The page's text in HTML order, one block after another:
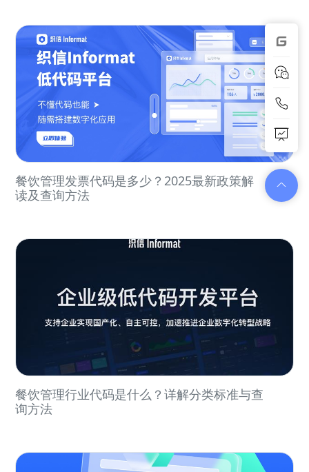
餐饮管理发票代码是多少？2025最新政策解
读及查询方法
餐饮管理行业代码是什么？详解分类标准与查
询方法